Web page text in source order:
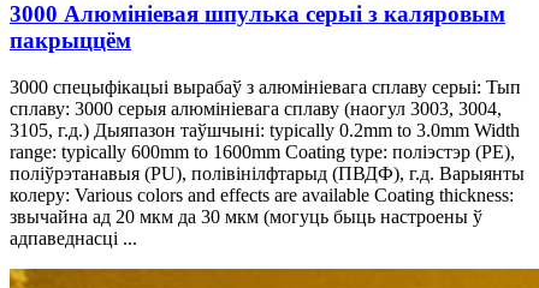
3000 Алюмініевая шпулька серыі з каляровым
пакрыццём
3000 спецыфікацыі вырабаў з алюмініевага сплаву серыі: Тып
сплаву: 3000 серыя алюмініевага сплаву (наогул 3003, 3004,
3105, г.д.) Дыяпазон таўшчыні: typically 0.2mm to 3.0mm Width
range: typically 600mm to 1600mm Coating type: поліэстэр (PE),
поліўрэтанавыя (PU), полівінілфтарыд (ПВДФ), г.д. Варыянты
колеру: Various colors and effects are available Coating thickness:
звычайна ад 20 мкм да 30 мкм (могуць быць настроены ў
адпаведнасці ...